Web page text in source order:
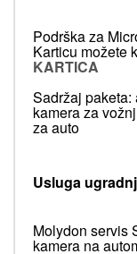
Podrška za
Karticu možete
KARTICA
Sadržaj
kamera za
za auto
Usluga
Molydon servis
kamera na